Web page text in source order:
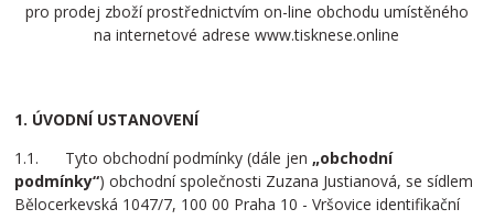
pro prodej zboží prostřednictvím on-line obchodu umístěného
na internetové adrese www.tisknese.online
1. ÚVODNÍ USTANOVENÍ
1.1. Tyto obchodní podmínky (dále jen „obchodní
podmínky“) obchodní společnosti Zuzana Justianová, se sídlem
Bělocerkevská 1047/7, 100 00 Praha 10 - Vršovice identifikační